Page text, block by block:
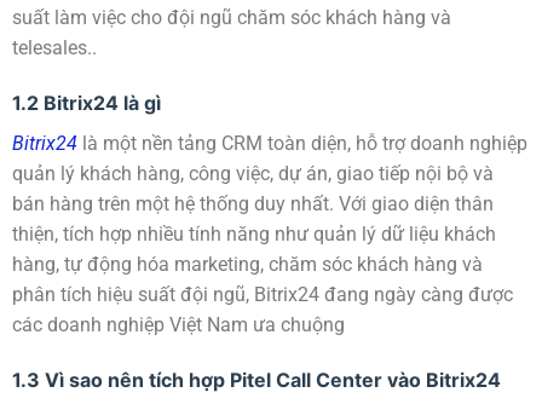
suất làm việc cho đội ngũ chăm sóc khách hàng và
telesales..
1.2 Bitrix24 là gì
Bitrix24 là một nền tảng CRM toàn diện, hỗ trợ doanh nghiệp
quản lý khách hàng, công việc, dự án, giao tiếp nội bộ và
bán hàng trên một hệ thống duy nhất. Với giao diện thân
thiện, tích hợp nhiều tính năng như quản lý dữ liệu khách
hàng, tự động hóa marketing, chăm sóc khách hàng và
phân tích hiệu suất đội ngũ, Bitrix24 đang ngày càng được
các doanh nghiệp Việt Nam ưa chuộng
1.3 Vì sao nên tích hợp Pitel Call Center vào Bitrix24